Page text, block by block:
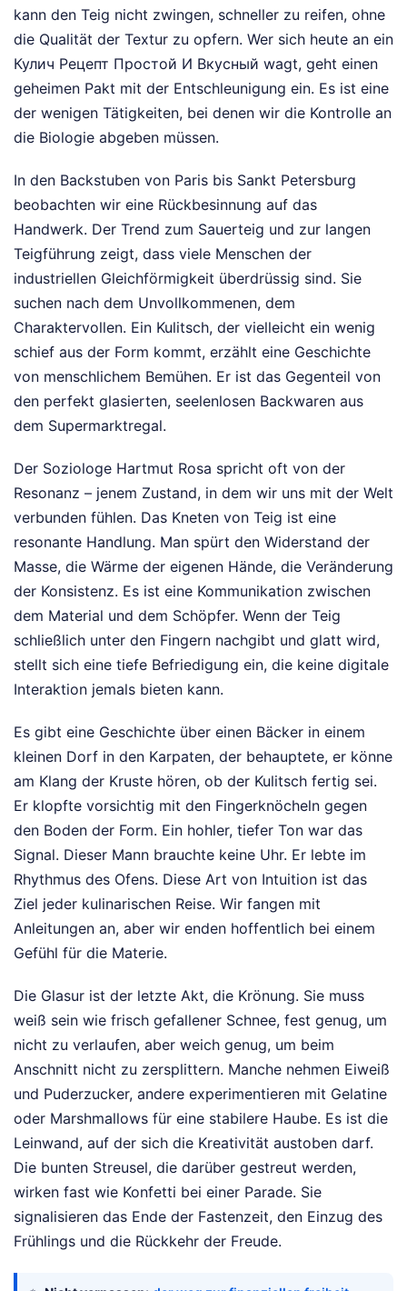
kann den Teig nicht zwingen, schneller zu reifen, ohne
die Qualität der Textur zu opfern. Wer sich heute an ein
Кулич Рецепт Простой И Вкусный wagt, geht einen
geheimen Pakt mit der Entschleunigung ein. Es ist eine
der wenigen Tätigkeiten, bei denen wir die Kontrolle an
die Biologie abgeben müssen.
In den Backstuben von Paris bis Sankt Petersburg
beobachten wir eine Rückbesinnung auf das
Handwerk. Der Trend zum Sauerteig und zur langen
Teigführung zeigt, dass viele Menschen der
industriellen Gleichförmigkeit überdrüssig sind. Sie
suchen nach dem Unvollkommenen, dem
Charaktervollen. Ein Kulitsch, der vielleicht ein wenig
schief aus der Form kommt, erzählt eine Geschichte
von menschlichem Bemühen. Er ist das Gegenteil von
den perfekt glasierten, seelenlosen Backwaren aus
dem Supermarktregal.
Der Soziologe Hartmut Rosa spricht oft von der
Resonanz – jenem Zustand, in dem wir uns mit der Welt
verbunden fühlen. Das Kneten von Teig ist eine
resonante Handlung. Man spürt den Widerstand der
Masse, die Wärme der eigenen Hände, die Veränderung
der Konsistenz. Es ist eine Kommunikation zwischen
dem Material und dem Schöpfer. Wenn der Teig
schließlich unter den Fingern nachgibt und glatt wird,
stellt sich eine tiefe Befriedigung ein, die keine digitale
Interaktion jemals bieten kann.
Es gibt eine Geschichte über einen Bäcker in einem
kleinen Dorf in den Karpaten, der behauptete, er könne
am Klang der Kruste hören, ob der Kulitsch fertig sei.
Er klopfte vorsichtig mit den Fingerknöcheln gegen
den Boden der Form. Ein hohler, tiefer Ton war das
Signal. Dieser Mann brauchte keine Uhr. Er lebte im
Rhythmus des Ofens. Diese Art von Intuition ist das
Ziel jeder kulinarischen Reise. Wir fangen mit
Anleitungen an, aber wir enden hoffentlich bei einem
Gefühl für die Materie.
Die Glasur ist der letzte Akt, die Krönung. Sie muss
weiß sein wie frisch gefallener Schnee, fest genug, um
nicht zu verlaufen, aber weich genug, um beim
Anschnitt nicht zu zersplittern. Manche nehmen Eiweiß
und Puderzucker, andere experimentieren mit Gelatine
oder Marshmallows für eine stabilere Haube. Es ist die
Leinwand, auf der sich die Kreativität austoben darf.
Die bunten Streusel, die darüber gestreut werden,
wirken fast wie Konfetti bei einer Parade. Sie
signalisieren das Ende der Fastenzeit, den Einzug des
Frühlings und die Rückkehr der Freude.